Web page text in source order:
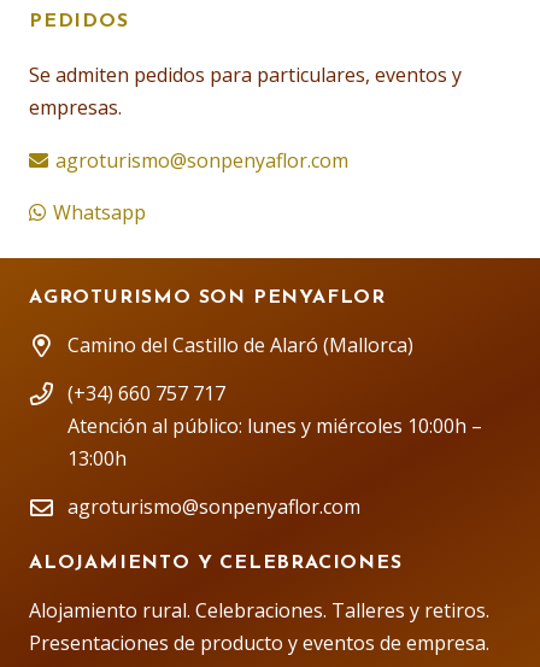
PEDIDOS
Se admiten pedidos para particulares, eventos y
empresas.
agroturismo@sonpenyaflor.com
Whatsapp
AGROTURISMO SON PENYAFLOR
Camino del Castillo de Alaró (Mallorca)
(+34) 660 757 717
Atención al público: lunes y miércoles 10:00h –
13:00h
agroturismo@sonpenyaflor.com
ALOJAMIENTO Y CELEBRACIONES
Alojamiento rural. Celebraciones. Talleres y retiros.
Presentaciones de producto y eventos de empresa.